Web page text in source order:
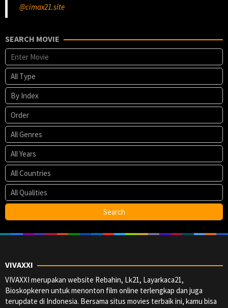
@cimax21.site
SEARCH MOVIE
VIVAXXI
VIVAXXI merupakan website Rebahin, Lk21, Layarkaca21,
Bioskopkeren untuk menonton film online terlengkap dan juga
terupdate di Indonesia. Bersama situs movies terbaik ini, kamu bisa